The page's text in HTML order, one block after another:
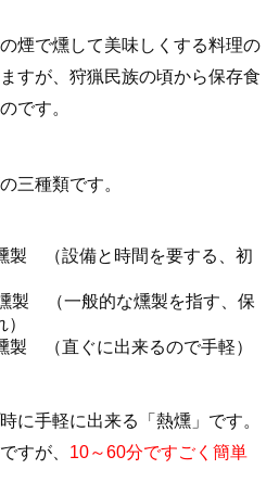
煙で燻して美味しくする料理の
すが、狩猟民族の頃から保存食
です。
三種類です。
製 （設備と時間を要する、初
製 （一般的な燻製を指す、保
製 （直ぐに出来るので手軽）
に手軽に出来る「熱燻」です。
すが、 10～60分ですごく簡単